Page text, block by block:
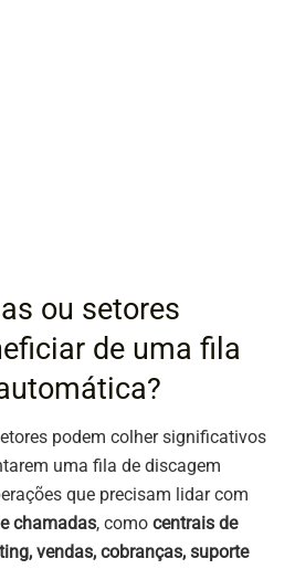
ou setores
de uma fila
podem colher significativos
uma fila de discagem
que precisam lidar com
chamadas, como centrais de
vendas, cobranças, suporte